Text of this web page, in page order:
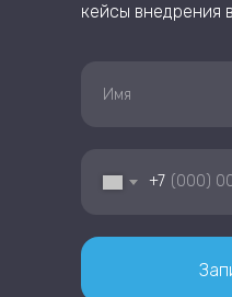
кейсы внедрения
+7